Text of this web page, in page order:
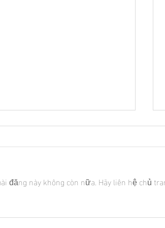
đăng này không còn nữa. Hãy liên hệ chủ